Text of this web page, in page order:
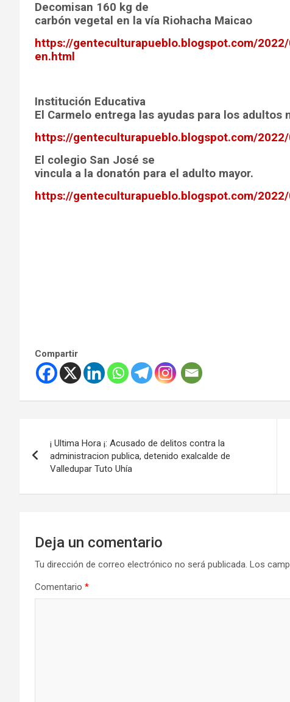
Decomisan 160 kg de
carbón vegetal en la vía Riohacha Maicao
https://genteculturapueblo.blogspot.com/
en.html
Institución Educativa
El Carmelo entrega las ayudas para los adultos
https://genteculturapueblo.blogspot.com/
El colegio San José se
vincula a la donatón para el adulto mayor.
https://genteculturapueblo.blogspot.com/
Compartir
de
entradas
¡ Ultima Hora ¡: Acusado de delitos contra la
administracion publica, detenido exalcalde de
Valledupar Tuto Uhía
Deja un comentario
Tu dirección de correo electrónico no será publicada. Los
Comentario *